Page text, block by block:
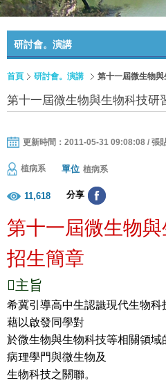
研討會。演講
首頁 研討會。演講 第十一屆微生物
第十一屆微生物與生物科技研
更新時間：2011-05-31 09:08:08 / 張
植病系 單位 植病系
11,618 分享
第十一屆微生物
招生簡章
主旨
希冀引導高中生認識現代生物科
藉以啟發同學對
於微生物與生物科技等相關領
病理學門與微生物及
生物科技之關聯。